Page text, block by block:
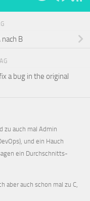
B
a bug in the original
zu auch mal Admin
und ein Hauch
ein Durchschnitts-
aber auch schon mal zu C,